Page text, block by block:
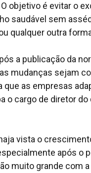
objetivo é evitar o
saudável sem
qualquer outra
a publicação da
mudanças sejam
que as empresas
o cargo de diretor
vista o
após o
muito grande com